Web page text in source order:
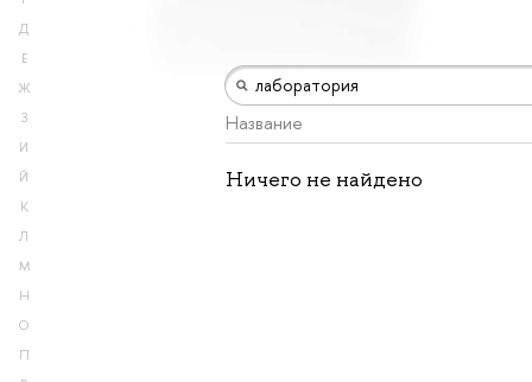
Д
Е
Ж
З
И
Й
К
Л
М
Н
О
П
Название
Ничего не найдено